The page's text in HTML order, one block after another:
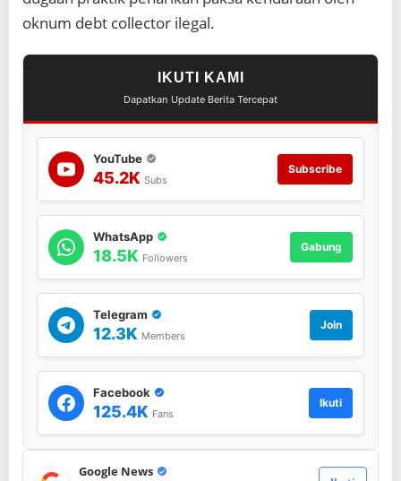
J
a
a
n
s
P
l
i
s
i
T
e
a
n
H
u
k
u
oknum debt collector ilegal.
IKUTI KAMI
Dapatkan Update Berita Tercepat
YouTube
45.2K Subs
Subscribe
WhatsApp
18.5K Followers
Gabung
Telegram
12.3K Members
Join
Facebook
125.4K Fans
Ikuti
Google News